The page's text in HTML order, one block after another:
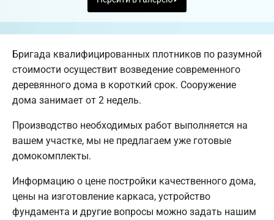
Бригада квалифицированных плотников по разумной
стоимости осуществит возведение современного
деревянного дома в короткий срок. Сооружение
дома занимает от 2 недель.
Производство необходимых работ выполняется на
вашем участке, мы не предлагаем уже готовые
домокомплекты.
Информацию о цене постройки качественного дома,
цены на изготовление каркаса, устройство
фундамента и другие вопросы можно задать нашим